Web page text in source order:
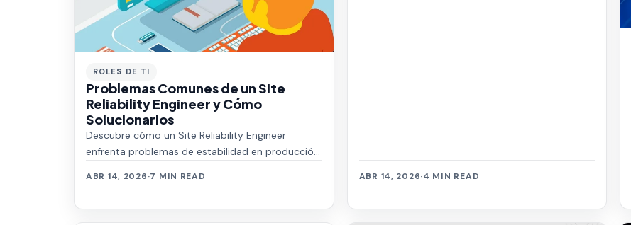
ROLES DE TI
Problemas Comunes de un Site
Reliability Engineer y Cómo
Solucionarlos
Descubre cómo un Site Reliability Engineer
enfrenta problemas de estabilidad en producción
ABR 14, 2026·7 MIN READ ABR 14, 2026·4 MIN READ